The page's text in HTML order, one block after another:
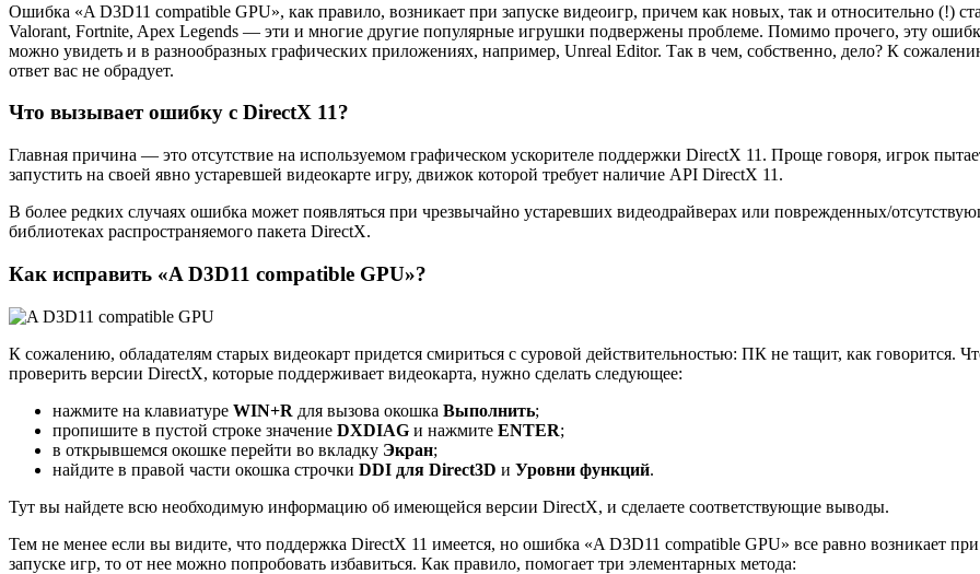
Ошибка «A D3D11 compatible GPU», как правило, возникает при запуске видеоигр, причем как новых, так и относительно (!)
Valorant, Fortnite, Apex Legends — эти и многие другие популярные игрушки подвержены проблеме. Помимо прочего, эту
можно увидеть и в разнообразных графических приложениях, например, Unreal Editor. Так в чем, собственно, дело? К
ответ вас не обрадует.
Что вызывает ошибку c DirectX 11?
Главная причина — это отсутствие на используемом графическом ускорителе поддержки DirectX 11. Проще говоря, игрок
запустить на своей явно устаревшей видеокарте игру, движок которой требует наличие API DirectX 11.
В более редких случаях ошибка может появляться при чрезвычайно устаревших видеодрайверах или поврежденных/
библиотеках распространяемого пакета DirectX.
Как исправить «A D3D11 compatible GPU»?
К сожалению, обладателям старых видеокарт придется смириться с суровой действительностью: ПК не тащит, как говорится.
проверить версии DirectX, которые поддерживает видеокарта, нужно сделать следующее:
нажмите на клавиатуре WIN+R для вызова окошка Выполнить;
пропишите в пустой строке значение DXDIAG и нажмите ENTER;
в открывшемся окошке перейти во вкладку Экран;
найдите в правой части окошка строчки DDI для Direct3D и Уровни функций.
Тут вы найдете всю необходимую информацию об имеющейся версии DirectX, и сделаете соответствующие выводы.
Тем не менее если вы видите, что поддержка DirectX 11 имеется, но ошибка «A D3D11 compatible GPU» все равно возникает при
запуске игр, то от нее можно попробовать избавиться. Как правило, помогает три элементарных метода: